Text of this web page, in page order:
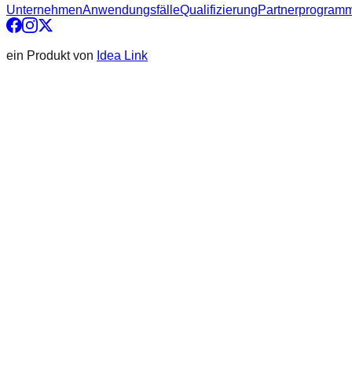
UnternehmenAnwendungsfälleQualifizierung
ein Produkt von Idea Link